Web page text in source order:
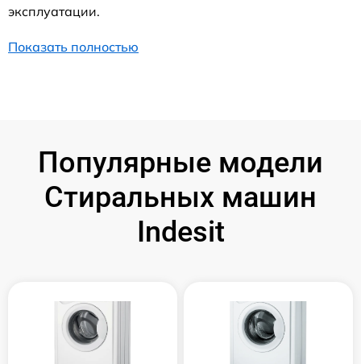
эксплуатации.
Показать полностью
Популярные модели
Стиральных машин
Indesit